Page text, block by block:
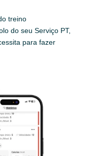
treino
do seu Serviço PT,
para fazer